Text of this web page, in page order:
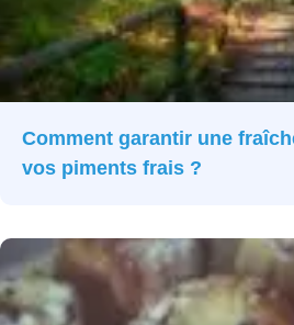
Comment garantir une
vos piments frais ?